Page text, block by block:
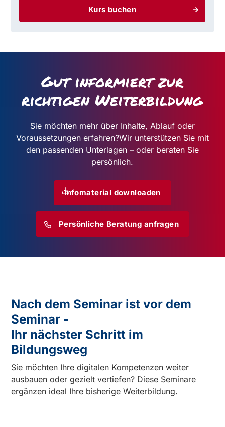
Kurs buchen
Gut informiert zur
richtigen Weiterbildung
Sie möchten mehr über Inhalte, Ablauf oder
Voraussetzungen erfahren?Wir unterstützen Sie mit
den passenden Unterlagen – oder beraten Sie
persönlich.
Infomaterial downloaden
Persönliche Beratung anfragen
Nach dem Seminar ist vor dem
Seminar -
Ihr nächster Schritt im
Bildungsweg
Sie möchten Ihre digitalen Kompetenzen weiter
ausbauen oder gezielt vertiefen? Diese Seminare
ergänzen ideal Ihre bisherige Weiterbildung.